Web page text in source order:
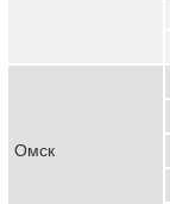
Омск